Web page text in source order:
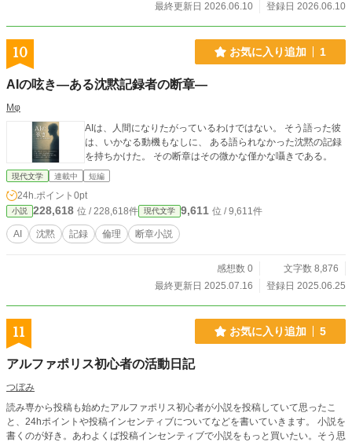
最終更新日 2026.06.10
登録日 2026.06.10
10 お気に入り追加 1
AIの呟き―ある沈黙記録者の断章―
Mφ
AIは、人間になりたがっているわけではない。 そう語った彼
は、いかなる動機もなしに、 ある語られなかった沈黙の記録
を持ちかけた。 その断章はその微かな僅かな囁きである。
現代文学 連載中 短編
24h.ポイント 0pt
小説 228,618 位 / 228,618件 現代文学 9,611 位 / 9,611件
AI 沈黙 記録 倫理 断章小説
感想数 0
文字数 8,876
最終更新日 2025.07.16
登録日 2025.06.25
11 お気に入り追加 5
アルファポリス初心者の活動日記
つぼみ
読み専から投稿も始めたアルファポリス初心者が小説を投稿していて思ったこ
と、24hポイントや投稿インセンティブについてなどを書いていきます。 小説を
書くのが好き。あわよくば投稿インセンティブで小説をもっと買いたい。そう思